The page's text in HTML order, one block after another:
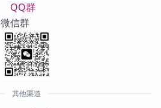
QQ群
微信群
其他渠道